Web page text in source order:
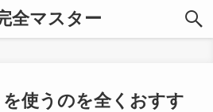
全マスター
使うのを全くおすす